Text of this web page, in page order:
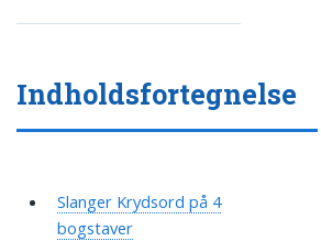
Indholdsfortegnelse
Slanger Krydsord på 4
bogstaver